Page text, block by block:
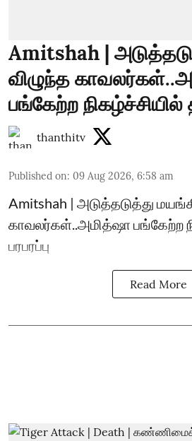
Amitshah |
விழுந்த
பங்கேற்ற நிகழ்ச்சியில்
thanthitv
Published on: 09 Aug 2026, 6:58 am
Amitshah | அடுத்தடுத்து
காவலர்கள்..அமித்ஷா பங்கேற்ற
பரபரப்பு
Read More